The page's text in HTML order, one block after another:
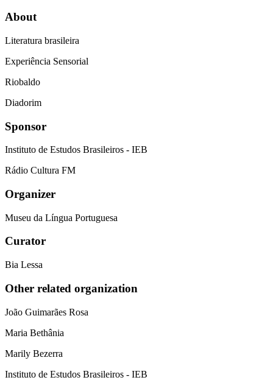
About
Literatura brasileira
Experiência Sensorial
Riobaldo
Diadorim
Sponsor
Instituto de Estudos Brasileiros - IEB
Rádio Cultura FM
Organizer
Museu da Língua Portuguesa
Curator
Bia Lessa
Other related organization
João Guimarães Rosa
Maria Bethânia
Marily Bezerra
Instituto de Estudos Brasileiros - IEB